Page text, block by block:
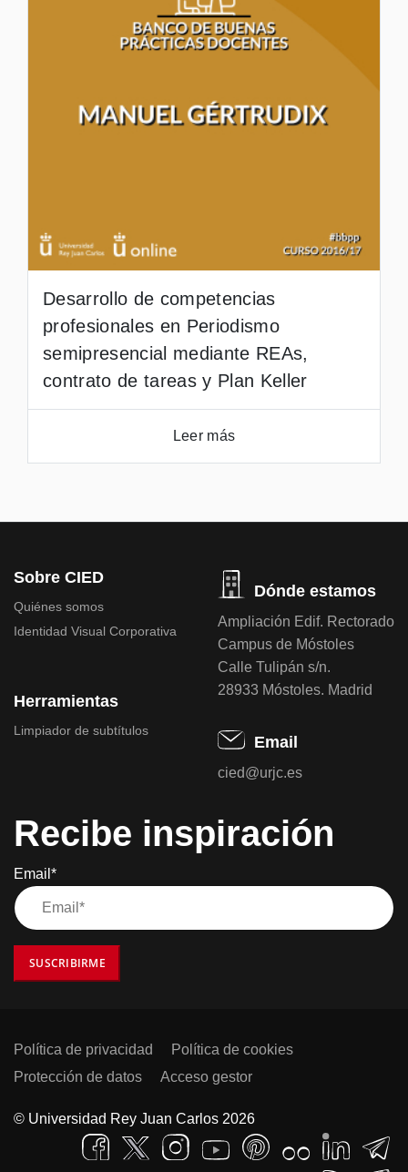
Desarrollo de competencias
profesionales en Periodismo
semipresencial mediante REAs,
contrato de tareas y Plan Keller
Leer más
Sobre CIED
Quiénes somos
Identidad Visual Corporativa
Herramientas
Limpiador de subtítulos
Dónde estamos
Ampliación Edif. Rectorado
Campus de Móstoles
Calle Tulipán s/n.
28933 Móstoles. Madrid
Email
cied@urjc.es
Recibe inspiración
Email*
SUSCRIBIRME
Política de privacidad
Política de cookies
Protección de datos
Acceso gestor
© Universidad Rey Juan Carlos 2026